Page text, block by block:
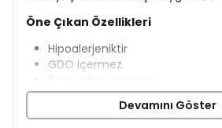
Öne Çıkan Özellikleri
Hipoalerjeniktir
GDO içermez
İlave şeker içermez
Yapay renklendirici içermez
Koruyucu içermezDevamını Göster